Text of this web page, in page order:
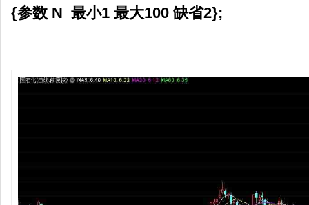
{参数 N 最小1 最大100 缺省2};